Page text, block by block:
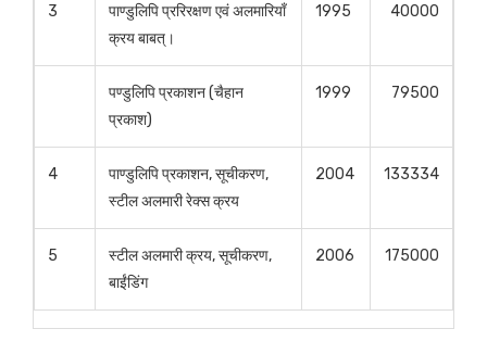
3
पाण्डुलिपि प्ररिरक्षण एवं अलमारियाँ
क्रय बाबत्।
1995 40000
पण्डुलिपि प्रकाशन (चैहान
प्रकाश)
1999 79500
4
पाण्डुलिपि प्रकाशन, सूचीकरण,
स्टील अलमारी रेक्स क्रय
2004 133334
5
स्टील अलमारी क्रय, सूचीकरण,
बाईंडिंग
2006 175000